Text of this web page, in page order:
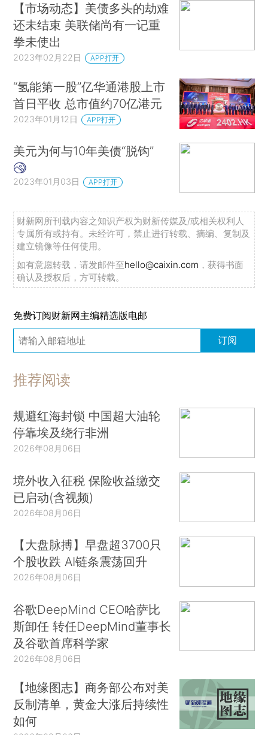
【市场动态】美债多头的劫难
还未结束 美联储尚有一记重
拳未使出
2023年02月22日 APP打开
“氢能第一股”亿华通港股上市
首日平收 总市值约70亿港元
2023年01月12日 APP打开
美元为何与10年美债“脱钩”
2023年01月03日 APP打开
财新网所刊载内容之知识产权为财新传媒及/或相关权利人
专属所有或持有。未经许可，禁止进行转载、摘编、复制及
建立镜像等任何使用。
如有意愿转载，请发邮件至hello@caixin.com ，获得书面
确认及授权后，方可转载。
免费订阅财新网主编精选版电邮
订阅
推荐阅读
规避红海封锁 中国超大油轮
停靠埃及绕行非洲
2026年08月06日
境外收入征税 保险收益缴交
已启动(含视频)
2026年08月06日
【大盘脉搏】早盘超3700只
个股收跌 AI链条震荡回升
2026年08月06日
谷歌DeepMind CEO哈萨比
斯卸任 转任DeepMind董事长
及谷歌首席科学家
2026年08月06日
【地缘图志】商务部公布对美
反制清单，黄金大涨后持续性
如何